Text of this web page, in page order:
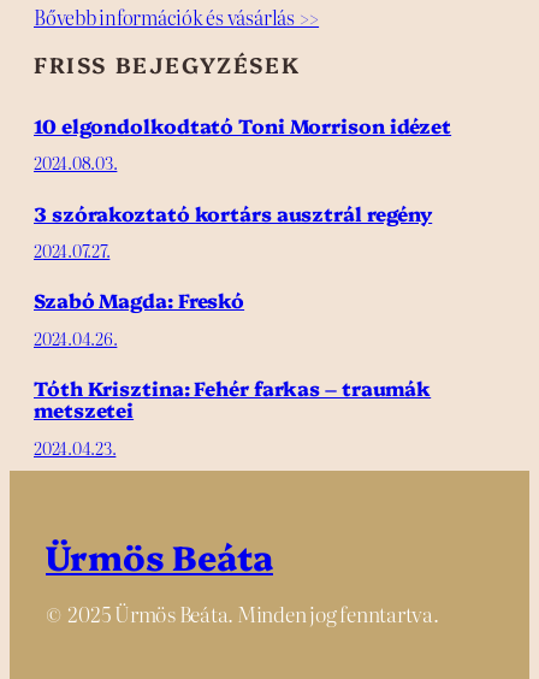
Bővebb információk és vásárlás >>
FRISS BEJEGYZÉSEK
10 elgondolkodtató Toni Morrison idézet
2024.08.03.
3 szórakoztató kortárs ausztrál regény
2024.07.27.
Szabó Magda: Freskó
2024.04.26.
Tóth Krisztina: Fehér farkas – traumák
metszetei
2024.04.23.
Ürmös Beáta
© 2025 Ürmös Beáta. Minden jog fenntartva.